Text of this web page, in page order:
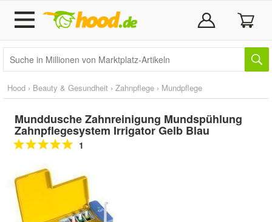
Hood › Beauty & Gesundheit › Zahnpflege › Mundpflege
Munddusche Zahnreinigung Mundspühlung
Zahnpflegesystem Irrigator Gelb Blau
1